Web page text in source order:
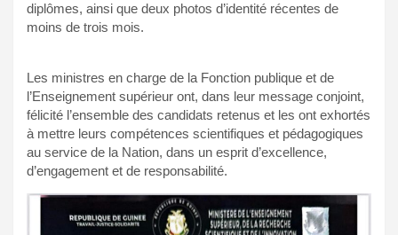
diplômes, ainsi que deux photos d’identité récentes de
moins de trois mois.
Les ministres en charge de la Fonction publique et de
l’Enseignement supérieur ont, dans leur message conjoint,
félicité l’ensemble des candidats retenus et les ont exhortés
à mettre leurs compétences scientifiques et pédagogiques
au service de la Nation, dans un esprit d’excellence,
d’engagement et de responsabilité.